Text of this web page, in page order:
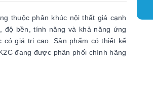
thuộc phân khúc nội thất giá cạnh
độ bền, tính năng và khả năng ứng
giá trị cao. Sản phẩm có thiết kế
đang được phân phối chính hãng